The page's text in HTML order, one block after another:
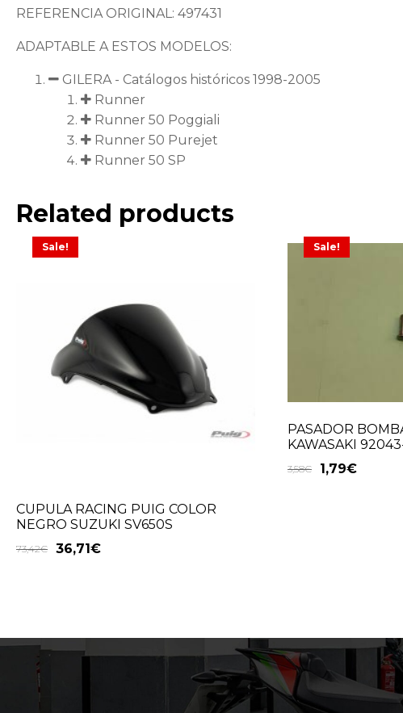
REFERENCIA ORIGINAL: 497431
ADAPTABLE A ESTOS MODELOS:
GILERA - Catálogos históricos 1998-2005
Runner
Runner 50 Poggiali
Runner 50 Purejet
Runner 50 SP
Related products
Sale!
CUPULA RACING PUIG COLOR
NEGRO SUZUKI SV650S
73,42€ 36,71 €
Sale!
PASADOR
KAWASAKI
3,58€ 1,79€